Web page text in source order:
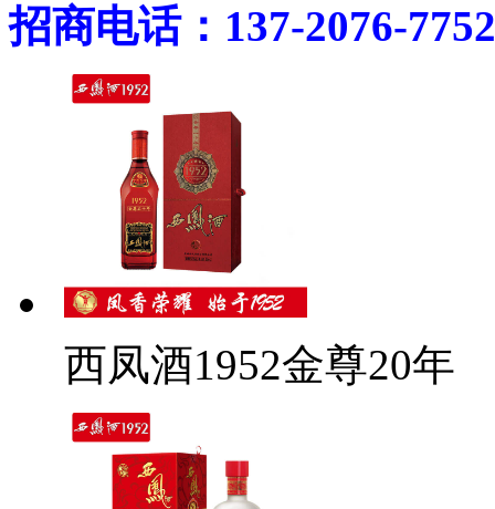
招商电话：137-2076-7752
西凤酒1952金尊20年